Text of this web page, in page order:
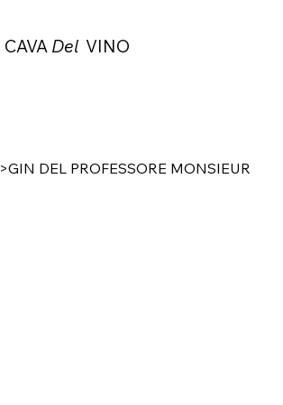
CAVA Del VINO
>GIN DEL PROFESSORE MONSIEUR